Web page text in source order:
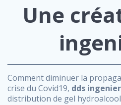
Une
Comment diminuer la
crise du Covid19, dds
distribution de gel